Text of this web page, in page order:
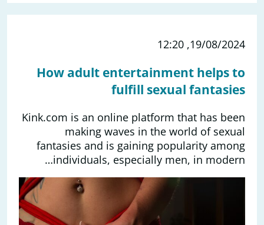
19/08/2024, 12:20
How adult entertainment helps to
fulfill sexual fantasies
Kink.com is an online platform that has been
making waves in the world of sexual
fantasies and is gaining popularity among
individuals, especially men, in modern…